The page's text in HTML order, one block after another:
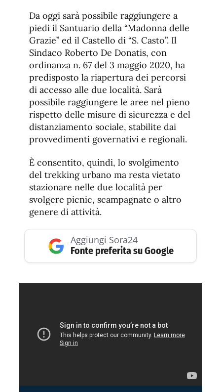
de
fuente
de
fuente.
Da oggi sarà possibile raggiungere a
piedi il Santuario della “Madonna delle
Grazie” ed il Castello di “S. Casto”. Il
Sindaco Roberto De Donatis, con
ordinanza n. 67 del 3 maggio 2020, ha
predisposto la riapertura dei percorsi
di accesso alle due località. Sarà
possibile raggiungere le aree nel pieno
rispetto delle misure di sicurezza e del
distanziamento sociale, stabilite dai
provvedimenti governativi e regionali.
È consentito, quindi, lo svolgimento
del trekking urbano ma resta vietato
stazionare nelle due località per
svolgere picnic, scampagnate o altro
genere di attività.
Aggiungi Sora24
Fonte preferita su Google